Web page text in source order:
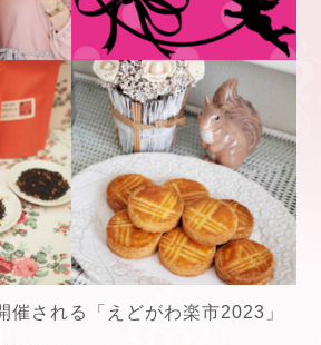
催される「えどがわ楽市2023」